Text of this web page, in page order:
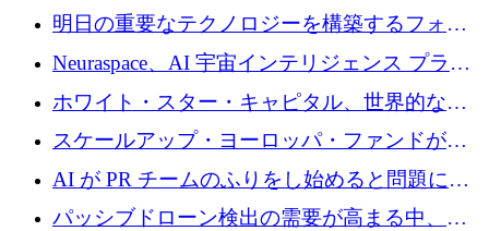
Modal Labsがロンドンオフィスを開設
明日の重要なテクノロジーを構築するフォト
ニクスのスケールアップに対応する
Neuraspace、AI 宇宙インテリジェンス プラッ
トフォームの拡大に 1,560 万ユーロを投資
ホワイト・スター・キャピタル、世界的なス
タートアップをシリーズAからBまで支援する
ために2億5,000万ドルのファンドIVを閉鎖
スケールアップ・ヨーロッパ・ファンドが初
の投資を行い、Iceeyeの10億ユーロのラウンド
を共同主導
AI が PR チームのふりをし始めると問題にな
ります
パッシブドローン検出の需要が高まる中、